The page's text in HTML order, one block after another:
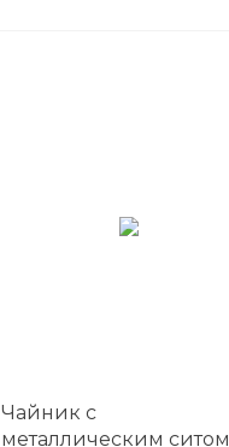
Чайник с
металлическим ситом